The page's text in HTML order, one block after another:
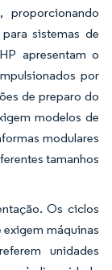
proporcionando
sistemas de
apresentam o
por
de preparo do
modelos de
modulares
tamanhos
Os ciclos
máquinas
unidades